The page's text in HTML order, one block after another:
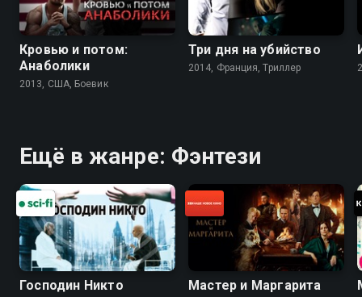
Кровью и потом:
Анаболики
2013, США, Боевик
Три дня на убийство
2014, Франция, Триллер
Ещё в жанре: Фэнтези
Господин Никто Мастер и Маргарита